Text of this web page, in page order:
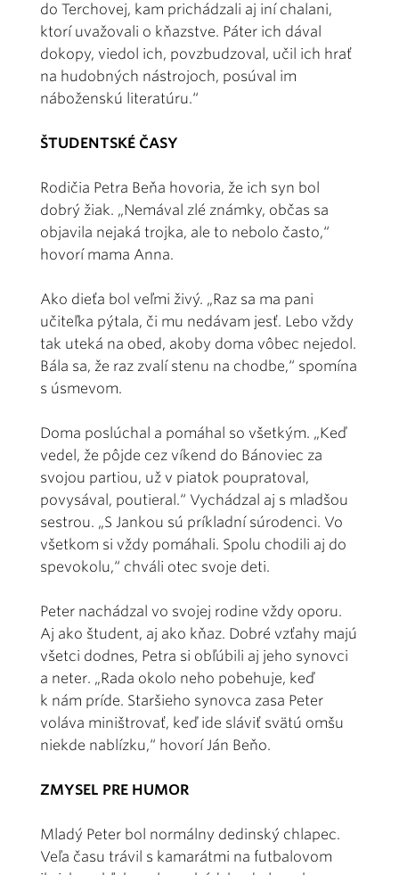
do Terchovej, kam prichádzali aj iní chalani,
ktorí uvažovali o kňazstve. Páter ich dával
dokopy, viedol ich, povzbudzoval, učil ich hrať
na hudobných nástrojoch, posúval im
náboženskú literatúru.“
ŠTUDENTSKÉ ČASY
Rodičia Petra Beňa hovoria, že ich syn bol
dobrý žiak. „Nemával zlé známky, občas sa
objavila nejaká trojka, ale to nebolo často,“
hovorí mama Anna.
Ako dieťa bol veľmi živý. „Raz sa ma pani
učiteľka pýtala, či mu nedávam jesť. Lebo vždy
tak uteká na obed, akoby doma vôbec nejedol.
Bála sa, že raz zvalí stenu na chodbe,“ spomína
s úsmevom.
Doma poslúchal a pomáhal so všetkým. „Keď
vedel, že pôjde cez víkend do Bánoviec za
svojou partiou, už v piatok poupratoval,
povysával, poutieral.“ Vychádzal aj s mladšou
sestrou. „S Jankou sú príkladní súrodenci. Vo
všetkom si vždy pomáhali. Spolu chodili aj do
spevokolu,“ chváli otec svoje deti.
Peter nachádzal vo svojej rodine vždy oporu.
Aj ako študent, aj ako kňaz. Dobré vzťahy majú
všetci dodnes, Petra si obľúbili aj jeho synovci
a neter. „Rada okolo neho pobehuje, keď
k nám príde. Staršieho synovca zasa Peter
voláva miništrovať, keď ide sláviť svätú omšu
niekde nablízku,“ hovorí Ján Beňo.
ZMYSEL PRE HUMOR
Mladý Peter bol normálny dedinský chlapec.
Veľa času trávil s kamarátmi na futbalovom